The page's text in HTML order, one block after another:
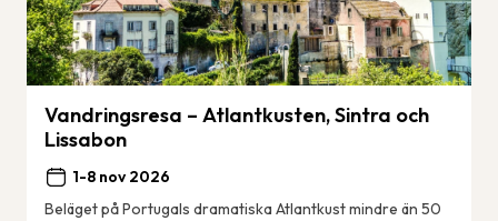
Vandringsresa – Atlantkusten, Sintra och
Lissabon
1-8 nov 2026
Beläget på Portugals dramatiska Atlantkust mindre än 50